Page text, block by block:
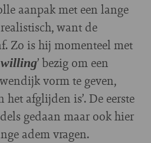
aanpak met een lange
want de
Zo is hij momenteel met
’ bezig om een
vorm te geven,
het afglijden is’. De eerste
gedaan maar ook hier
adem vragen.